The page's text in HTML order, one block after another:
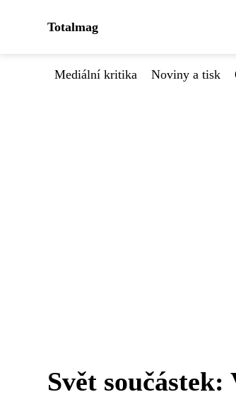
Totalmag
Mediální kritika Noviny a tisk
Svět